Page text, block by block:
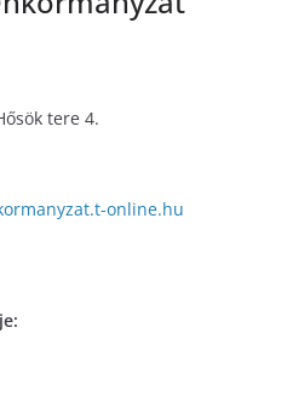
tere 4.
online.hu